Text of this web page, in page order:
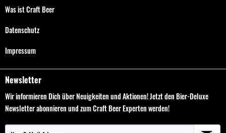
Was ist Craft Beer
Datenschutz
Impressum
Newsletter
Wir informieren Dich über Neuigkeiten und Aktionen! Jetzt den Bier-Deluxe
Newsletter abonnieren und zum Craft Beer Experten werden!